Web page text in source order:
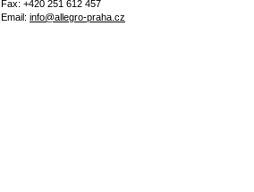
Fax: +420 251 612 457
Email: info@allegro-praha.cz